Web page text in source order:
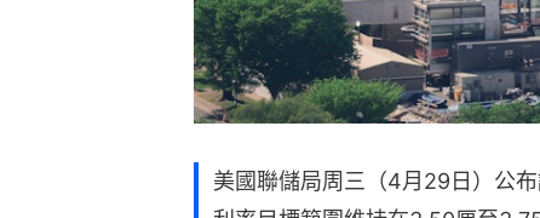
美國聯儲局周三（4月29日）公